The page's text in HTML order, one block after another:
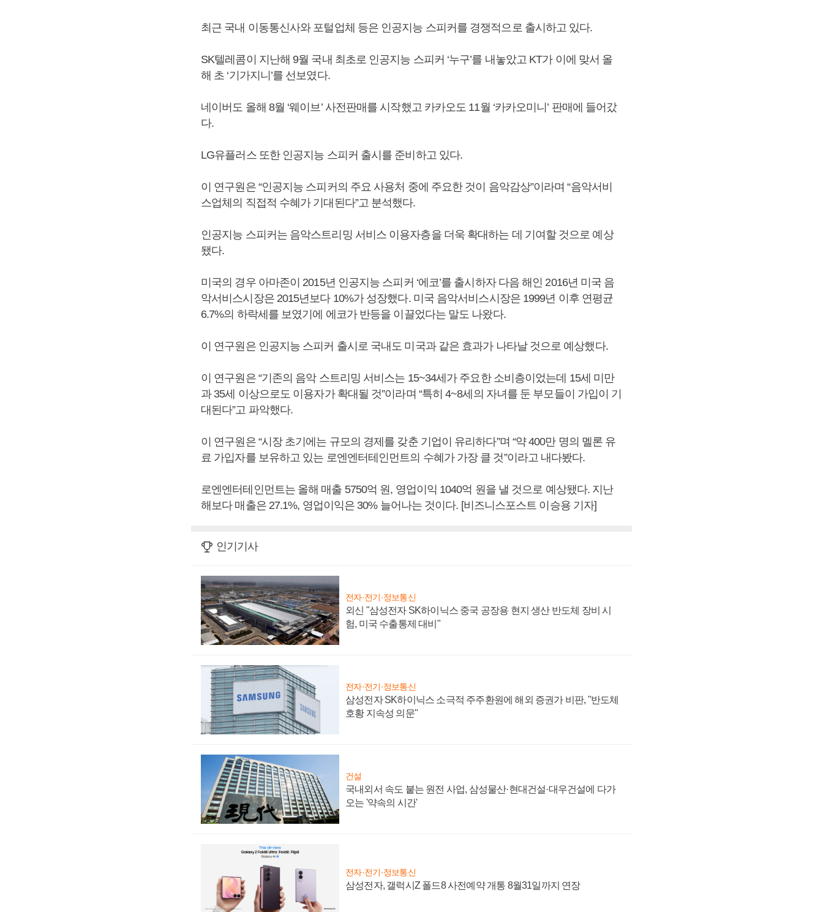
최근 국내 이동통신사와 포털업체 등은 인공지능 스피커를 경쟁적으로 출시하고 있다.
SK텔레콤이 지난해 9월 국내 최초로 인공지능 스피커 ‘누구’를 내놓았고 KT가 이에 맞서 올
해 초 ‘기가지니’를 선보였다.
네이버도 올해 8월 ‘웨이브’ 사전판매를 시작했고 카카오도 11월 ‘카카오미니’ 판매에 들어갔
다.
LG유플러스 또한 인공지능 스피커 출시를 준비하고 있다.
이 연구원은 “인공지능 스피커의 주요 사용처 중에 주요한 것이 음악감상”이라며 “음악서비
스업체의 직접적 수혜가 기대된다”고 분석했다.
인공지능 스피커는 음악스트리밍 서비스 이용자층을 더욱 확대하는 데 기여할 것으로 예상
됐다.
미국의 경우 아마존이 2015년 인공지능 스피커 ‘에코’를 출시하자 다음 해인 2016년 미국 음
악서비스시장은 2015년보다 10%가 성장했다. 미국 음악서비스시장은 1999년 이후 연평균
6.7%의 하락세를 보였기에 에코가 반등을 이끌었다는 말도 나왔다.
이 연구원은 인공지능 스피커 출시로 국내도 미국과 같은 효과가 나타날 것으로 예상했다.
이 연구원은 “기존의 음악 스트리밍 서비스는 15~34세가 주요한 소비층이었는데 15세 미만
과 35세 이상으로도 이용자가 확대될 것”이라며 “특히 4~8세의 자녀를 둔 부모들이 가입이 기
대된다”고 파악했다.
이 연구원은 “시장 초기에는 규모의 경제를 갖춘 기업이 유리하다”며 “약 400만 명의 멜론 유
료 가입자를 보유하고 있는 로엔엔터테인먼트의 수혜가 가장 클 것”이라고 내다봤다.
로엔엔터테인먼트는 올해 매출 5750억 원, 영업이익 1040억 원을 낼 것으로 예상됐다. 지난
해보다 매출은 27.1%, 영업이익은 30% 늘어나는 것이다. [비즈니스포스트 이승용 기자]
인기기사
전자·전기·정보통신
외신 "삼성전자 SK하이닉스 중국 공장용 현지 생산 반도체 장비 시
험, 미국 수출통제 대비"
전자·전기·정보통신
삼성전자 SK하이닉스 소극적 주주환원에 해외 증권가 비판, "반도체
호황 지속성 의문"
건설
국내외서 속도 붙는 원전 사업, 삼성물산·현대건설·대우건설에 다가
오는 '약속의 시간'
전자·전기·정보통신
삼성전자, 갤럭시Z 폴드8 사전예약 개통 8월31일까지 연장